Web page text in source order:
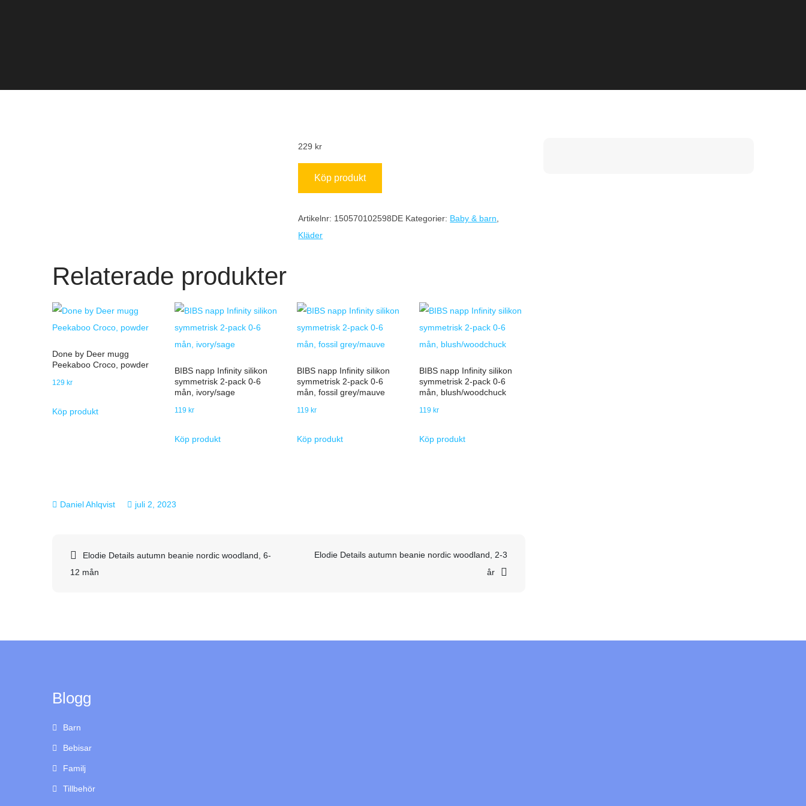
229 kr
Köp produkt
Artikelnr: 150570102598DE Kategorier: Baby & barn
Kläder
Relaterade produkter
Done by Deer mugg
Peekaboo Croco, powder
129 kr
Köp produkt
BIBS napp Infinity silikon
symmetrisk 2-pack 0-6
mån, ivory/sage
119 kr
Köp produkt
BIBS napp Infinity silikon
symmetrisk 2-pack 0-6
mån, fossil grey/mauve
119 kr
Köp produkt
BIBS napp Infinity silikon
symmetrisk 2-pack 0-6
mån, blush/woodchuck
119 kr
Köp produkt
juli 2, 2023
Inläggsnavigering
Elodie Details autumn beanie nordic woodland, 6-
12 mån
Elodie Details autumn beanie nordic woodland, 2-3
år
Blogg
Barn
Bebisar
Familj
Tillbehör